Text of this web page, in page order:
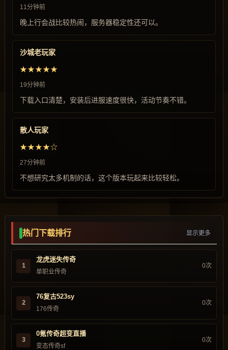
11分钟前
晚上行会战比较热闹，服务器稳定性还可以。
沙城老玩家
★★★★★
19分钟前
下载入口清楚，安装后进服速度很快，活动节奏不错。
散人玩家
★★★★☆
27分钟前
不想研究太多机制的话，这个版本玩起来比较轻松。
热门下载排行 显示更多
1
龙虎迷失传奇
单职业传奇
0次
2
76复古523sy
176传奇
0次
3
0氪传奇超变直播
变态传奇sf
0次